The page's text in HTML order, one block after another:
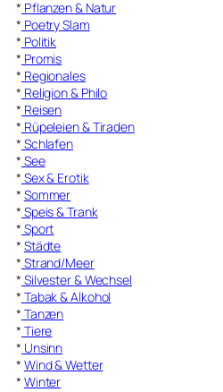
* Pflanzen & Natur
* Poetry Slam
* Politik
* Promis
* Regionales
* Religion & Philo
* Reisen
* Rüpeleien & Tiraden
* Schlafen
* See
* Sex & Erotik
* Sommer
* Speis & Trank
* Sport
* Städte
* Strand/Meer
* Silvester & Wechsel
* Tabak & Alkohol
* Tanzen
* Tiere
* Unsinn
* Wind & Wetter
* Winter